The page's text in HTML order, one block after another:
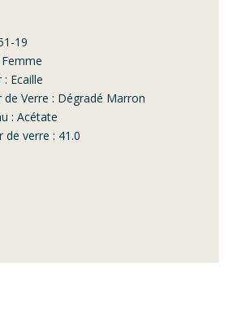
19
Ecaille
de Verre : Dégradé Marron
: Acétate
de verre : 41.0